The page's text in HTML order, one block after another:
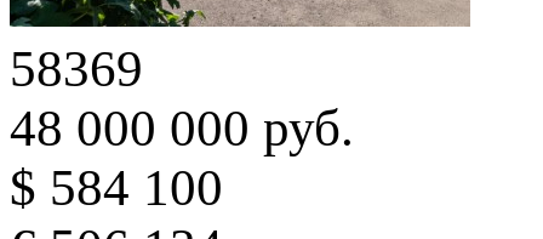
58369
48 000 000 руб.
$ 584 100